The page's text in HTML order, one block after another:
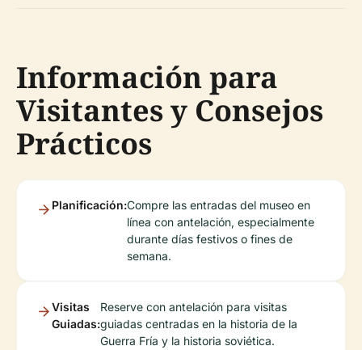
Información para
Visitantes y Consejos
Prácticos
Planificación:Compre las entradas del museo en
línea con antelación, especialmente
durante días festivos o fines de
semana.
Visitas
Guiadas:
Reserve con antelación para visitas
guiadas centradas en la historia de la
Guerra Fría y la historia soviética.